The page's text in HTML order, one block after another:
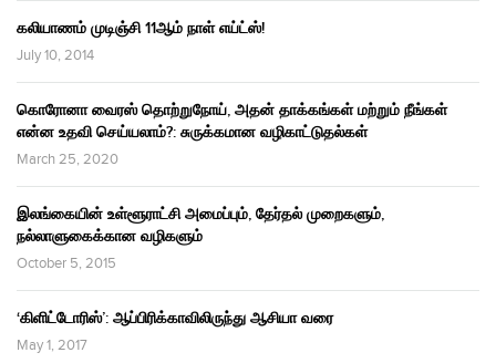
கலியாணம் முடிஞ்சி 11ஆம் நாள் எய்ட்ஸ்!
July 10, 2014
கொரோனா வைரஸ் தொற்றுநோய், அதன் தாக்கங்கள் மற்றும் நீங்கள்
என்ன உதவி செய்யலாம்?: சுருக்கமான வழிகாட்டுதல்கள்
March 25, 2020
இலங்கையின் உள்ளூராட்சி அமைப்பும், தேர்தல் முறைகளும்,
நல்லாளுகைக்கான வழிகளும்
October 5, 2015
‘கிளிட்டோரிஸ்’: ஆப்பிரிக்காவிலிருந்து ஆசியா வரை
May 1, 2017